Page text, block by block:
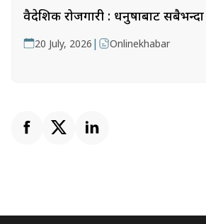
वैदेशिक रोजगारी : धनुषाबाट
20 July, 2026 | Onlinekhabar